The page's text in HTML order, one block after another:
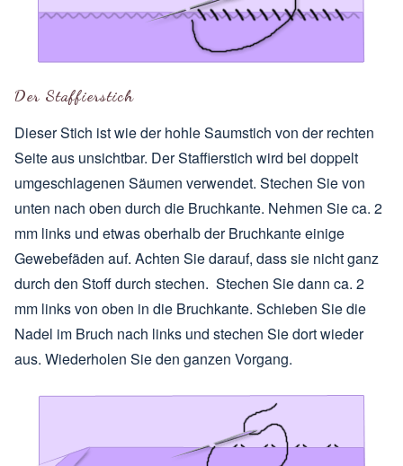
Der Staffierstich
Dieser Stich ist wie der hohle Saumstich von der rechten
Seite aus unsichtbar. Der Staffierstich wird bei doppelt
umgeschlagenen Säumen verwendet. Stechen Sie von
unten nach oben durch die Bruchkante. Nehmen Sie ca. 2
mm links und etwas oberhalb der Bruchkante einige
Gewebefäden auf. Achten Sie darauf, dass sie nicht ganz
durch den Stoff durch stechen. Stechen Sie dann ca. 2
mm links von oben in die Bruchkante. Schieben Sie die
Nadel im Bruch nach links und stechen Sie dort wieder
aus. Wiederholen Sie den ganzen Vorgang.